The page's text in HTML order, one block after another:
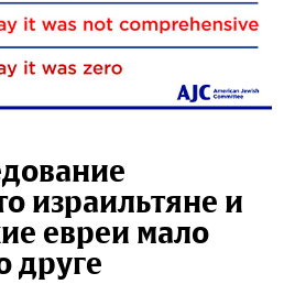
израильтяне и
евреи мало
друге